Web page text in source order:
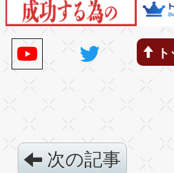
次の記事